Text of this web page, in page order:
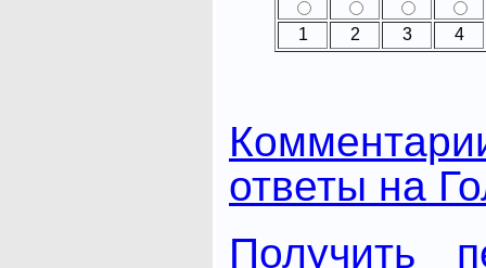
1 2 3 4
ответы на
Получить